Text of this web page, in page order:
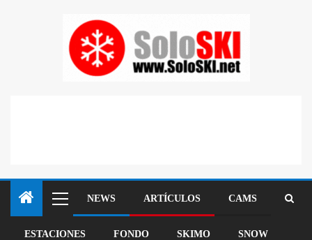
NEWS ARTÍCULOS CAMS
ESTACIONES FONDO SKIMO SNOW